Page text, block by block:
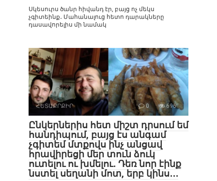
Սկեսուրս ծանր հիվանդ էր, բայց ոչ մեկս
չգիտեինք․ Մահանալուց հետո դարակները
դասավորելիս մի նամակ
ՀԵՏԱՔՐՔԻՐ 0 696
Ընկերներիս հետ միշտ դրսում եմ
հանդիպում, բայց էս անգամ
չգիտեմ մտքովս ինչ անցավ
հրավիրեցի մեր տուն ձուկ
ուտելու ու խմելու․ Դեռ նոր էինք
նստել սեղանի մոտ, երբ կինս․․․